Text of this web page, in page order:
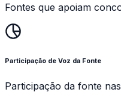
Fontes que apoiam
Participação de Voz da Fonte
Participação da fonte